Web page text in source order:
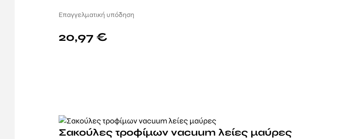
Επαγγελματική υπόδηση
20,97 €
Σακούλες τροφίμων vacuum λείες μαύρες